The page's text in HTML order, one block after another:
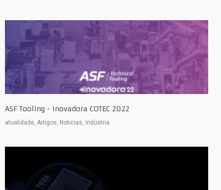
ASF Tooling - Inovadora COTEC 2022
atualidade, Artigos, Notícias, Indústria